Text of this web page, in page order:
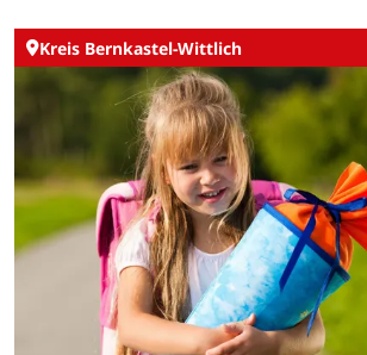
Kreis Bernkastel-Wittlich